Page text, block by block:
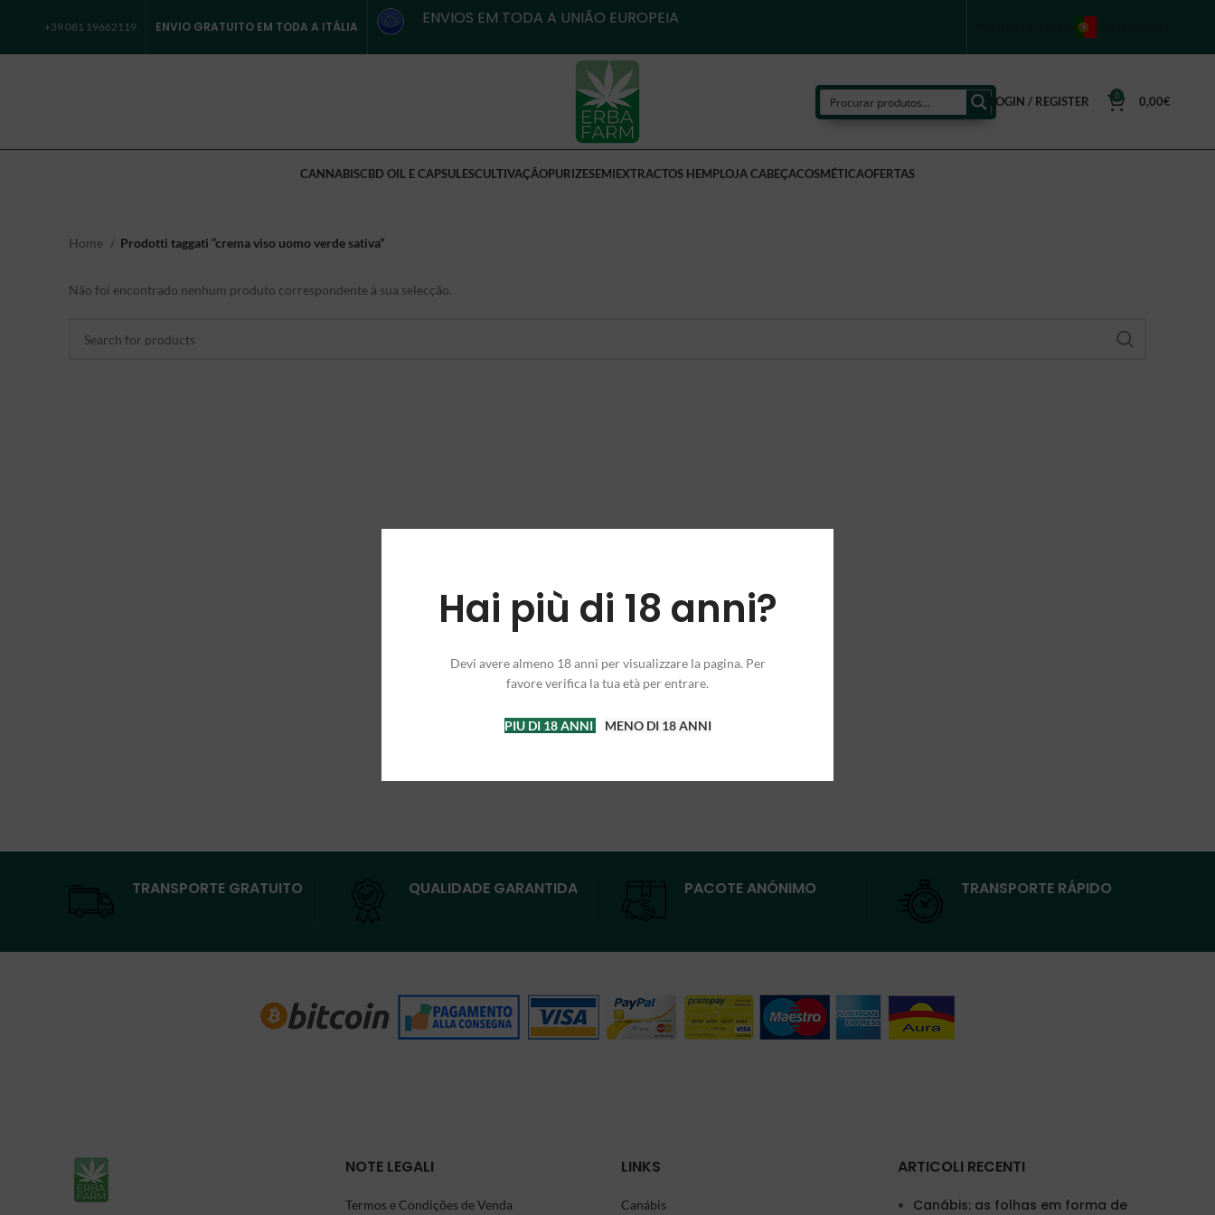
Hai più di 18 anni?
Devi avere almeno 18 anni per visualizzare la pagina. Per
favore verifica la tua età per entrare.
PIU DI 18 ANNI MENO DI 18 ANNI
+39 081 19662119 ENVIO GRATUITO EM TODA A ITÁLIA ENVIOS EM TODA A UNIÃO EUROPEIA
LOGIN / REGISTER 0 0,00€
CANNABISCBD OIL E CAPSULESCULTIVAÇÃOPURIZESEMIEXTRACTOS HEMPLOJA CABEÇACOSMÉTICAOFERTAS
Home Prodotti taggati “crema viso uomo verde sativa”
Não foi encontrado nenhum produto correspondente à sua selecção.
TRANSPORTE GRATUITO QUALIDADE GARANTIDA PACOTE ANÓNIMO TRANSPORTE RÁPIDO
NOTE LEGALI
Termos e Condições de Venda
LINKS
Canábis
ARTICOLI RECENTI
Canábis: as folhas em forma de